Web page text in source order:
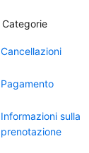
Categorie
Cancellazioni
Pagamento
Informazioni sulla
prenotazione